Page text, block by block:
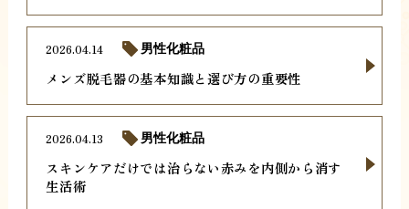
メンズ脱毛器の基本知識と選び方の重要性
2026.04.14 男性化粧品
スキンケアだけでは治らない赤みを内側から消す
生活術
2026.04.13 男性化粧品